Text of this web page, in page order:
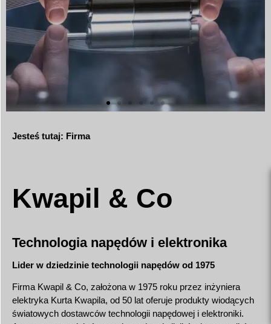
Jesteś tutaj: Firma
Kwapil & Co
Technologia napędów i elektronika
Lider w dziedzinie technologii napędów od 1975
Firma Kwapil & Co, założona w 1975 roku przez inżyniera
elektryka Kurta Kwapila, od 50 lat oferuje produkty wiodących
światowych dostawców technologii napędowej i elektroniki.